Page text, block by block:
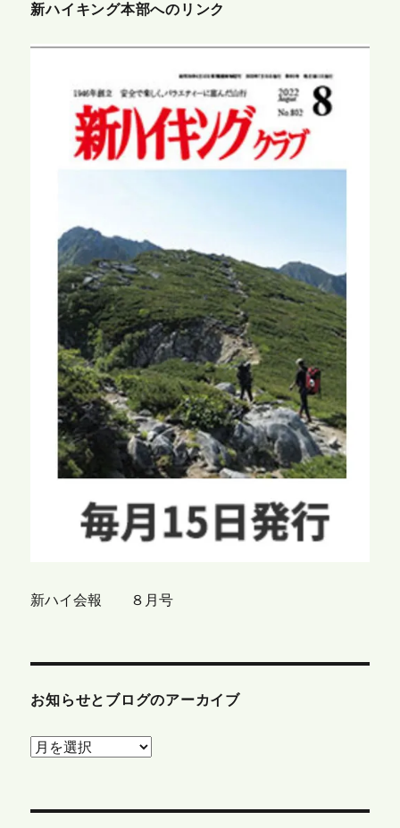
新ハイキング本部へのリンク
新ハイ会報 ８月号
お知らせとブログのアーカイブ
お